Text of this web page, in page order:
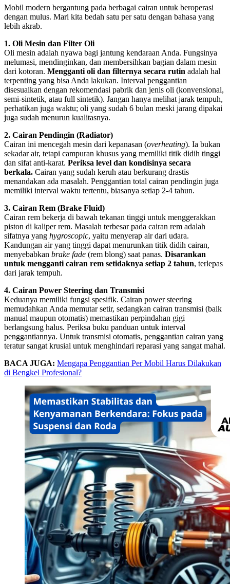
Mobil modern bergantung pada berbagai cairan untuk beroperasi
dengan mulus. Mari kita bedah satu per satu dengan bahasa yang
lebih akrab.
1. Oli Mesin dan Filter Oli
Oli mesin adalah nyawa bagi jantung kendaraan Anda. Fungsinya
melumasi, mendinginkan, dan membersihkan bagian dalam mesin
dari kotoran. Mengganti oli dan filternya secara rutin adalah hal
terpenting yang bisa Anda lakukan. Interval penggantian
disesuaikan dengan rekomendasi pabrik dan jenis oli (konvensional,
semi-sintetik, atau full sintetik). Jangan hanya melihat jarak tempuh,
perhatikan juga waktu; oli yang sudah 6 bulan meski jarang dipakai
juga sudah menurun kualitasnya.
2. Cairan Pendingin (Radiator)
Cairan ini mencegah mesin dari kepanasan (overheating). Ia bukan
sekadar air, tetapi campuran khusus yang memiliki titik didih tinggi
dan sifat anti-karat. Periksa level dan kondisinya secara
berkala. Cairan yang sudah keruh atau berkurang drastis
menandakan ada masalah. Penggantian total cairan pendingin juga
memiliki interval waktu tertentu, biasanya setiap 2-4 tahun.
3. Cairan Rem (Brake Fluid)
Cairan rem bekerja di bawah tekanan tinggi untuk menggerakkan
piston di kaliper rem. Masalah terbesar pada cairan rem adalah
sifatnya yang hygroscopic, yaitu menyerap air dari udara.
Kandungan air yang tinggi dapat menurunkan titik didih cairan,
menyebabkan brake fade (rem blong) saat panas. Disarankan
untuk mengganti cairan rem setidaknya setiap 2 tahun, terlepas
dari jarak tempuh.
4. Cairan Power Steering dan Transmisi
Keduanya memiliki fungsi spesifik. Cairan power steering
memudahkan Anda memutar setir, sedangkan cairan transmisi (baik
manual maupun otomatis) memastikan perpindahan gigi
berlangsung halus. Periksa buku panduan untuk interval
penggantiannya. Untuk transmisi otomatis, penggantian cairan yang
teratur sangat krusial untuk menghindari reparasi yang sangat mahal.
BACA JUGA: Mengapa Penggantian Per Mobil Harus Dilakukan
di Bengkel Profesional?